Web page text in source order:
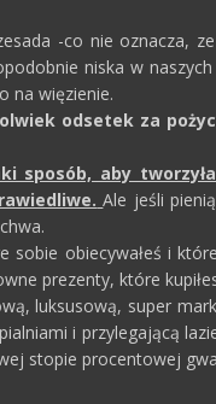
-co nie oznacza,
niska w
na więzienie.
odsetek za
sposób, aby
Ale jeśli
obiecywałeś i
prezenty, które
luksusową, super
i przylegającą
stopie procentowej